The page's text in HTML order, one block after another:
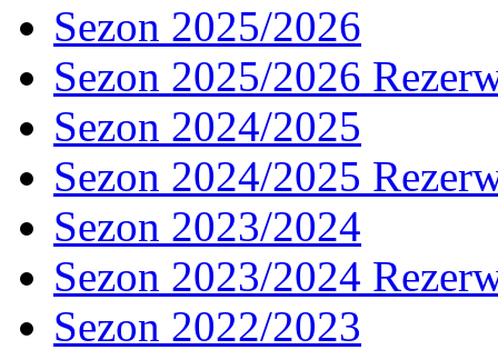
Sezon 2025/2026
Sezon 2025/2026
Sezon 2024/2025
Sezon 2024/2025
Sezon 2023/2024
Sezon 2023/2024
Sezon 2022/2023